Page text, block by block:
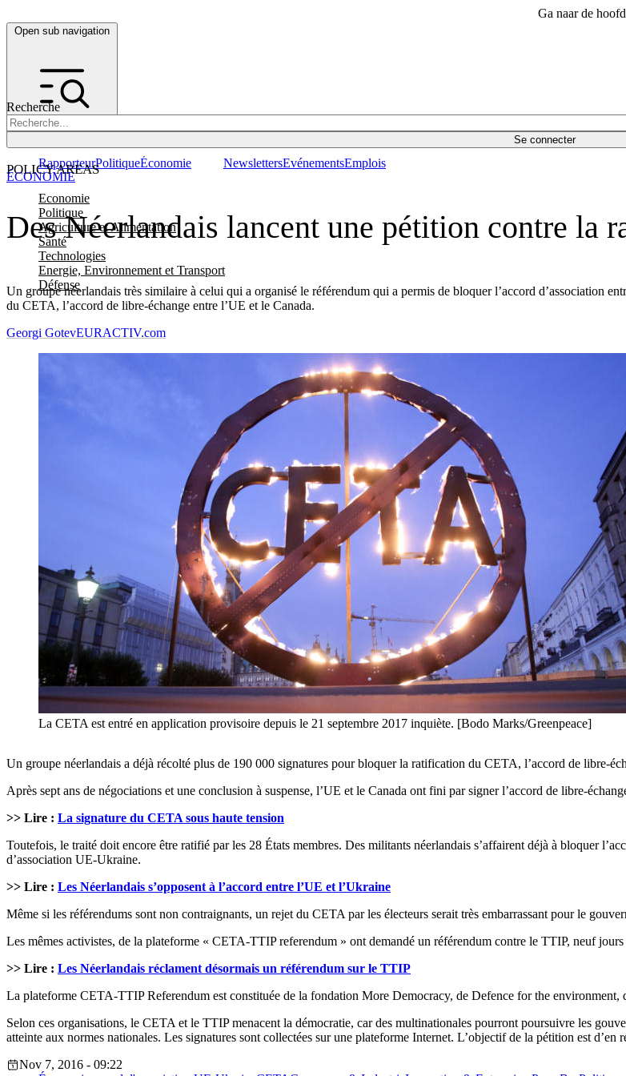
Ga naar de
Open sub navigation
Recherche
Se connecter
POLICY AREAS
Economie
Politique
Agriculture et Alimentation
Santé
Technologies
Energie, Environnement et Transport
Défense
RapporteurPolitiqueÉconomie NewslettersEvénementsEmplois
Des Néerlandais lancent une pétition contre la
Un groupe néerlandais très similaire à celui qui a organisé le référendum qui a permis de bloquer l’accord d’association
du CETA, l’accord de libre-échange entre l’UE et le Canada.
ÉCONOMIE
Georgi GotevEURACTIV.com
La CETA est entré en application provisoire depuis le 21 septembre 2017 inquiète. [Bodo Marks/Greenpeace]
Un groupe néerlandais a déjà récolté plus de 190 000 signatures pour bloquer la ratification du CETA, l’accord de libre-
Après sept ans de négociations et une conclusion à suspense, l’UE et le Canada ont fini par signer l’accord de libre-
>> Lire : La signature du CETA sous haute tension
Toutefois, le traité doit encore être ratifié par les 28 États membres. Des militants néerlandais s’affairent déjà à bloquer
d’association UE-Ukraine.
>> Lire : Les Néerlandais s’opposent à l’accord entre l’UE et l’Ukraine
Même si les référendums sont non contraignants, un rejet du CETA par les électeurs serait très embarrassant pour le
Les mêmes activistes, de la plateforme « CETA-TTIP referendum » ont demandé un référendum contre le TTIP, neuf
>> Lire : Les Néerlandais réclament désormais un référendum sur le TTIP
La plateforme CETA-TTIP Referendum est constituée de la fondation More Democracy, de Defence for the
Selon ces organisations, le CETA et le TTIP menacent la démocratie, car des multinationales pourront poursuivre les
atteinte aux normes nationales. Les signatures sont collectées sur une plateforme Internet. L’objectif de la pétition est d’en
Nov 7, 2016 - 09:22